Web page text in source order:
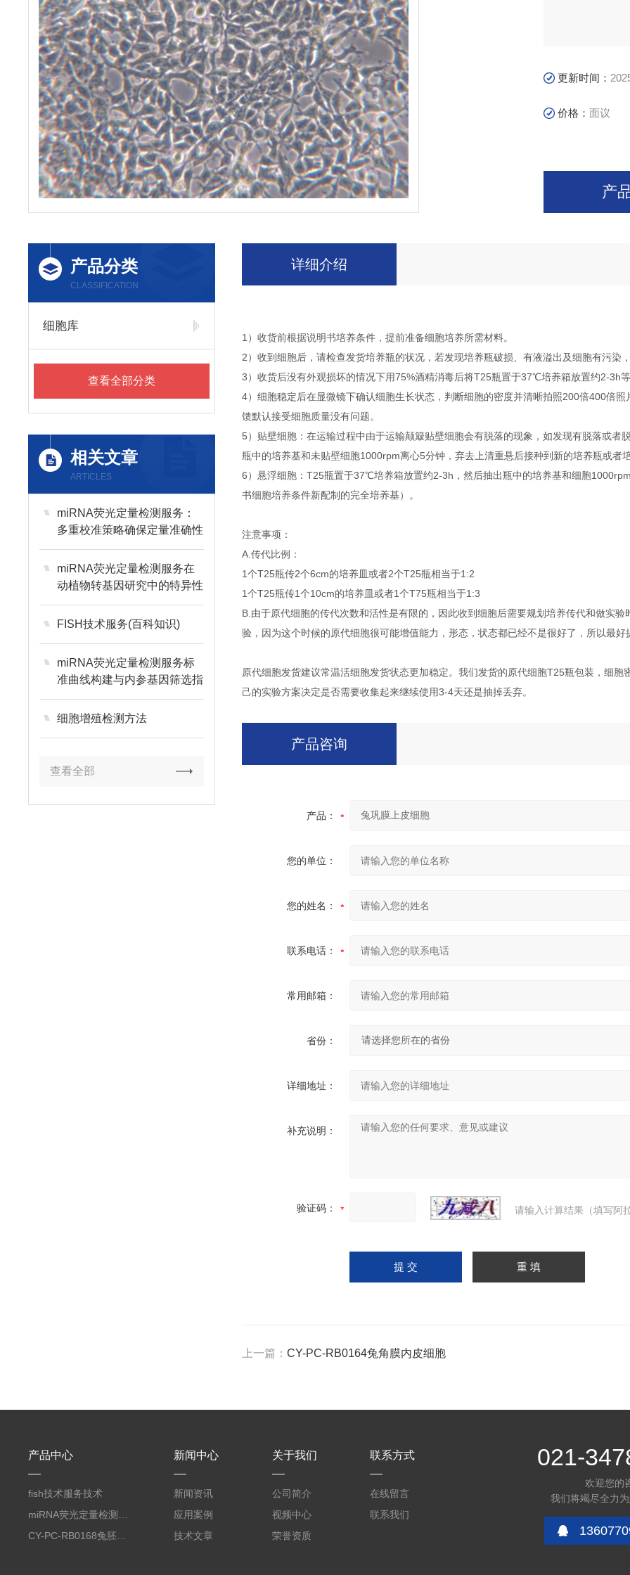
更新时间：
价格：面议
产
产品分类
CLASSIFICATION
细胞库
查看全部分类
相关文章
ARTICLES
miRNA荧光定量检测服务：
多重校准策略确保定量准确性
miRNA荧光定量检测服务在
动植物转基因研究中的特异性
应用
FISH技术服务(百科知识)
miRNA荧光定量检测服务标
准曲线构建与内参基因筛选指
南
细胞增殖检测方法
查看全部
详细介绍
1）收货前根据说明书培养条件，提前准备细胞培养所需材料。
2）收到细胞后，请检查发货培养瓶的状况，若发现培养瓶破损、有液溢出及细胞有污染
3）收货后没有外观损坏的情况下用75%酒精消毒后将T25瓶置于37℃培养箱放置约2-3h等
4）细胞稳定后在显微镜下确认细胞生长状态，判断细胞的密度并清晰拍照200倍400倍
馈默认接受细胞质量没有问题。
5）贴壁细胞：在运输过程中由于运输颠簸贴壁细胞会有脱落的现象，如发现有脱落或
瓶中的培养基和未贴壁细胞1000rpm离心5分钟，弃去上清重悬后接种到新的培养瓶或者
6）悬浮细胞：T25瓶置于37℃培养箱放置约2-3h，然后抽出瓶中的培养基和细胞
书细胞培养条件新配制的完全培养基）。
注意事项：
A.传代比例：
1个T25瓶传2个6cm的培养皿或者2个T25瓶相当于1:2
1个T25瓶传1个10cm的培养皿或者1个T75瓶相当于1:3
B.由于原代细胞的传代次数和活性是有限的，因此收到细胞后需要规划培养传代和做实
验，因为这个时候的原代细胞很可能增值能力，形态，状态都已经不是很好了，所以最好
原代细胞发货建议常温活细胞发货状态更加稳定。我们发货的原代细胞T25瓶包装，细
己的实验方案决定是否需要收集起来继续使用3-4天还是抽掉丢弃。
产品咨询
产品：
您的单位：
您的姓名：
联系电话：
常用邮箱：
省份：
详细地址：
补充说明：
验证码： 请输入计算结果（填写阿
上一篇： CY-PC-RB0164兔角膜内皮细胞
产品中心
fish技术服务技术
新闻中心
新闻资讯
应用案例
技术文章
关于我们
公司简介
视频中心
荣誉资质
联系方式
在线留言
联系我们
021-
欢迎您的
我们将竭尽全力